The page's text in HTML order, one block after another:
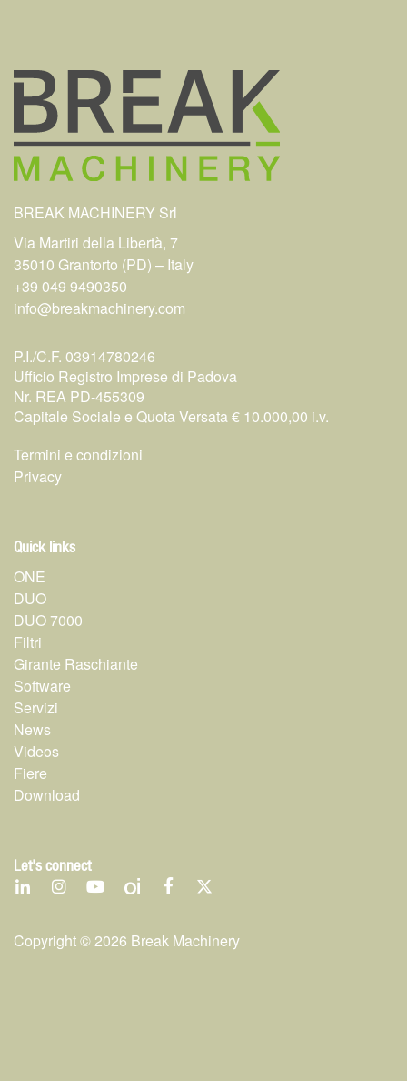
BREAK MACHINERY Srl
Via Martiri della Libertà, 7
35010 Grantorto (PD) – Italy
+39 049 9490350
info@breakmachinery.com
P.I./C.F. 03914780246
Ufficio Registro Imprese di Padova
Nr. REA PD-455309
Capitale Sociale e Quota Versata € 10.000,00 i.v.
Termini e condizioni
Privacy
Quick links
ONE
DUO
DUO 7000
Filtri
Girante Raschiante
Software
Servizi
News
Videos
Fiere
Download
Let's connect
Copyright ©2026 Break Machinery